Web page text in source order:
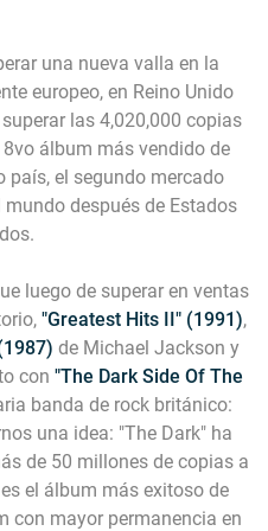
una nueva valla en la
europeo, en Reino Unido
las 4,020,000 copias
álbum más vendido de
el segundo mercado
después de Estados
luego de superar en ventas
"Greatest Hits II" (1991),
de Michael Jackson y
con "The Dark Side Of The
banda de rock británico:
una idea: "The Dark" ha
de 50 millones de copias a
el álbum más exitoso de
con mayor permanencia en